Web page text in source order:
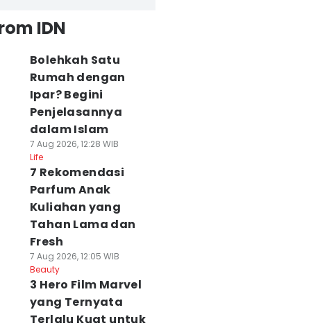
Hina Pasien
Nakes di
dari
Agu 2026, 08:19 WIB
Diduga Ubah
Kajian Tunjangan,
Eks Ketua DPRD
Ponorogo Jadi
Tersangka
06 Agu 2026, 21:13 WIB
News
IDN
Bolehkah Satu
Rumah dengan
Ipar? Begini
Penjelasannya
dalam Islam
7 Aug 2026, 12:28 WIB
Life
7 Rekomendasi
Parfum Anak
Kuliahan yang
Tahan Lama dan
Fresh
7 Aug 2026, 12:05 WIB
Beauty
3 Hero Film Marvel
yang Ternyata
Terlalu Kuat untuk